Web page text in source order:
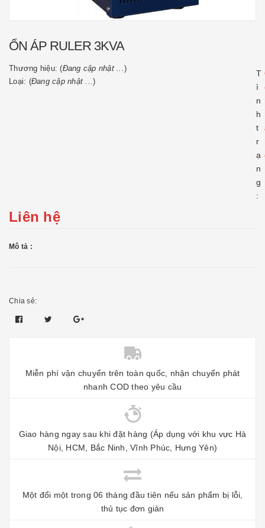
ỔN ÁP RULER 3KVA
Thương hiệu: (Đang cập nhật ...)
Loại: (Đang cập nhật ...)
T
ì
n
h
t
r
ạ
n
g
:
Liên hệ
Mô tả :
Chia sẻ:
Miễn phí vận chuyển trên toàn quốc, nhận chuyển phát
nhanh COD theo yêu cầu
Giao hàng ngay sau khi đặt hàng (Áp dụng với khu vực Hà
Nội, HCM, Bắc Ninh, Vĩnh Phúc, Hưng Yên)
Một đổi một trong 06 tháng đầu tiên nếu sản phẩm bị lỗi,
thủ tục đơn giản